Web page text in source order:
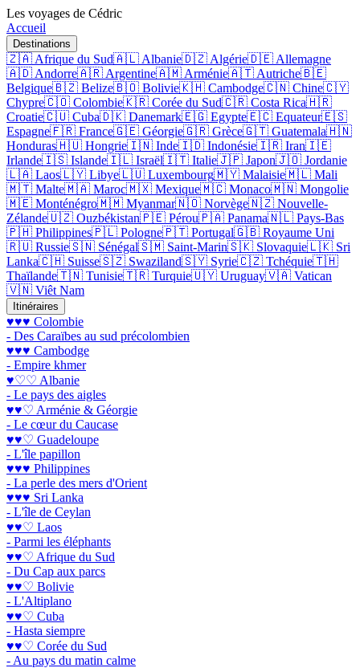
Les voyages de Cédric
Accueil
Destinations
🇿🇦 Afrique du Sud🇦🇱 Albanie🇩🇿 Algérie🇩🇪 Allemagne
🇦🇩 Andorre🇦🇷 Argentine🇦🇲 Arménie🇦🇹 Autriche🇧🇪
Belgique🇧🇿 Belize🇧🇴 Bolivie🇰🇭 Cambodge🇨🇳 Chine🇨🇾
Chypre🇨🇴 Colombie🇰🇷 Corée du Sud🇨🇷 Costa Rica🇭🇷
Croatie🇨🇺 Cuba🇩🇰 Danemark🇪🇬 Egypte🇪🇨 Equateur🇪🇸
Espagne🇫🇷 France🇬🇪 Géorgie🇬🇷 Grèce🇬🇹 Guatemala🇭🇳
Honduras🇭🇺 Hongrie🇮🇳 Inde🇮🇩 Indonésie🇮🇷 Iran🇮🇪
Irlande🇮🇸 Islande🇮🇱 Israël🇮🇹 Italie🇯🇵 Japon🇯🇴 Jordanie
🇱🇦 Laos🇱🇾 Libye🇱🇺 Luxembourg🇲🇾 Malaisie🇲🇱 Mali
🇲🇹 Malte🇲🇦 Maroc🇲🇽 Mexique🇲🇨 Monaco🇲🇳 Mongolie
🇲🇪 Monténégro🇲🇲 Myanmar🇳🇴 Norvège🇳🇿 Nouvelle-
Zélande🇺🇿 Ouzbékistan🇵🇪 Pérou🇵🇦 Panama🇳🇱 Pays-Bas
🇵🇭 Philippines🇵🇱 Pologne🇵🇹 Portugal🇬🇧 Royaume Uni
🇷🇺 Russie🇸🇳 Sénégal🇸🇲 Saint-Marin🇸🇰 Slovaquie🇱🇰 Sri
Lanka🇨🇭 Suisse🇸🇿 Swaziland🇸🇾 Syrie🇨🇿 Tchéquie🇹🇭
Thaïlande🇹🇳 Tunisie🇹🇷 Turquie🇺🇾 Uruguay🇻🇦 Vatican
🇻🇳 Viêt Nam
Itinéraires
♥♥♥ Colombie
- Des Caraïbes au sud précolombien
♥♥♥ Cambodge
- Empire khmer
♥♡♡ Albanie
- Le pays des aigles
♥♥♡ Arménie & Géorgie
- Le cœur du Caucase
♥♥♡ Guadeloupe
- L'île papillon
♥♥♥ Philippines
- La perle des mers d'Orient
♥♥♥ Sri Lanka
- L'île de Ceylan
♥♥♡ Laos
- Parmi les éléphants
♥♥♡ Afrique du Sud
- Du Cap aux parcs
♥♥♡ Bolivie
- L'Altiplano
♥♥♡ Cuba
- Hasta siempre
♥♥♡ Corée du Sud
- Au pays du matin calme